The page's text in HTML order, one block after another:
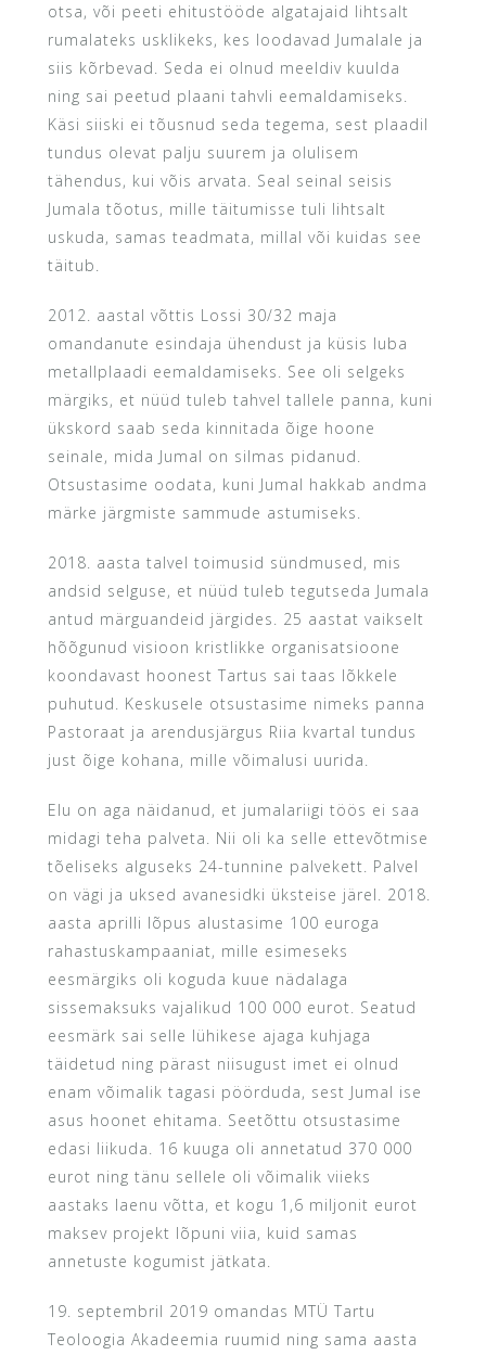
otsa, või peeti ehitustööde algatajaid lihtsalt
rumalateks usklikeks, kes loodavad Jumalale ja
siis kõrbevad. Seda ei olnud meeldiv kuulda
ning sai peetud plaani tahvli eemaldamiseks.
Käsi siiski ei tõusnud seda tegema, sest plaadil
tundus olevat palju suurem ja olulisem
tähendus, kui võis arvata. Seal seinal seisis
Jumala tõotus, mille täitumisse tuli lihtsalt
uskuda, samas teadmata, millal või kuidas see
täitub.
2012. aastal võttis Lossi 30/32 maja
omandanute esindaja ühendust ja küsis luba
metallplaadi eemaldamiseks. See oli selgeks
märgiks, et nüüd tuleb tahvel tallele panna, kuni
ükskord saab seda kinnitada õige hoone
seinale, mida Jumal on silmas pidanud.
Otsustasime oodata, kuni Jumal hakkab andma
märke järgmiste sammude astumiseks.
2018. aasta talvel toimusid sündmused, mis
andsid selguse, et nüüd tuleb tegutseda Jumala
antud märguandeid järgides. 25 aastat vaikselt
hõõgunud visioon kristlikke organisatsioone
koondavast hoonest Tartus sai taas lõkkele
puhutud. Keskusele otsustasime nimeks panna
Pastoraat ja arendusjärgus Riia kvartal tundus
just õige kohana, mille võimalusi uurida.
Elu on aga näidanud, et jumalariigi töös ei saa
midagi teha palveta. Nii oli ka selle ettevõtmise
tõeliseks alguseks 24-tunnine palvekett. Palvel
on vägi ja uksed avanesidki üksteise järel. 2018.
aasta aprilli lõpus alustasime 100 euroga
rahastuskampaaniat, mille esimeseks
eesmärgiks oli koguda kuue nädalaga
sissemaksuks vajalikud 100 000 eurot. Seatud
eesmärk sai selle lühikese ajaga kuhjaga
täidetud ning pärast niisugust imet ei olnud
enam võimalik tagasi pöörduda, sest Jumal ise
asus hoonet ehitama. Seetõttu otsustasime
edasi liikuda. 16 kuuga oli annetatud 370 000
eurot ning tänu sellele oli võimalik viieks
aastaks laenu võtta, et kogu 1,6 miljonit eurot
maksev projekt lõpuni viia, kuid samas
annetuste kogumist jätkata.
19. septembril 2019 omandas MTÜ Tartu
Teoloogia Akadeemia ruumid ning sama aasta